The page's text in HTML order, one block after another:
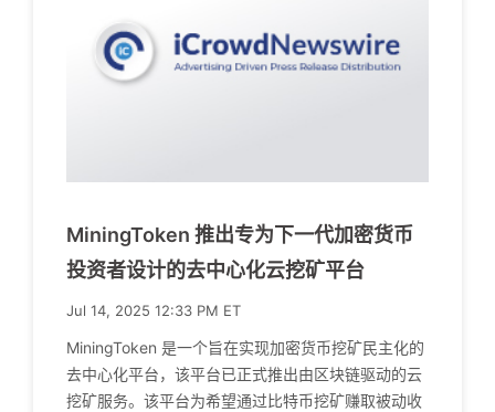
MiningToken 推出专为下一代加密货币
投资者设计的去中心化云挖矿平台
Jul 14, 2025 12:33 PM ET
MiningToken 是一个旨在实现加密货币挖矿民主化的
去中心化平台，该平台已正式推出由区块链驱动的云
挖矿服务。该平台为希望通过比特币挖矿赚取被动收